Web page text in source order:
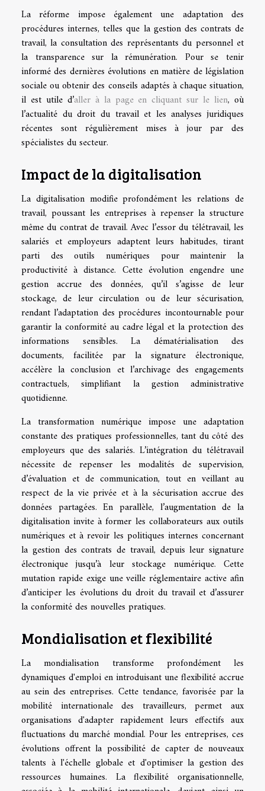
La réforme impose également une adaptation des
procédures internes, telles que la gestion des contrats de
travail, la consultation des représentants du personnel et
la transparence sur la rémunération. Pour se tenir
informé des dernières évolutions en matière de législation
sociale ou obtenir des conseils adaptés à chaque situation,
il est utile d’aller à la page en cliquant sur le lien, où
l’actualité du droit du travail et les analyses juridiques
récentes sont régulièrement mises à jour par des
spécialistes du secteur.
Impact de la digitalisation
La digitalisation modifie profondément les relations de
travail, poussant les entreprises à repenser la structure
même du contrat de travail. Avec l’essor du télétravail, les
salariés et employeurs adaptent leurs habitudes, tirant
parti des outils numériques pour maintenir la
productivité à distance. Cette évolution engendre une
gestion accrue des données, qu’il s’agisse de leur
stockage, de leur circulation ou de leur sécurisation,
rendant l’adaptation des procédures incontournable pour
garantir la conformité au cadre légal et la protection des
informations sensibles. La dématérialisation des
documents, facilitée par la signature électronique,
accélère la conclusion et l’archivage des engagements
contractuels, simplifiant la gestion administrative
quotidienne.
La transformation numérique impose une adaptation
constante des pratiques professionnelles, tant du côté des
employeurs que des salariés. L’intégration du télétravail
nécessite de repenser les modalités de supervision,
d’évaluation et de communication, tout en veillant au
respect de la vie privée et à la sécurisation accrue des
données partagées. En parallèle, l’augmentation de la
digitalisation invite à former les collaborateurs aux outils
numériques et à revoir les politiques internes concernant
la gestion des contrats de travail, depuis leur signature
électronique jusqu’à leur stockage numérique. Cette
mutation rapide exige une veille réglementaire active afin
d’anticiper les évolutions du droit du travail et d’assurer
la conformité des nouvelles pratiques.
Mondialisation et flexibilité
La mondialisation transforme profondément les
dynamiques d'emploi en introduisant une flexibilité accrue
au sein des entreprises. Cette tendance, favorisée par la
mobilité internationale des travailleurs, permet aux
organisations d'adapter rapidement leurs effectifs aux
fluctuations du marché mondial. Pour les entreprises, ces
évolutions offrent la possibilité de capter de nouveaux
talents à l'échelle globale et d'optimiser la gestion des
ressources humaines. La flexibilité organisationnelle,